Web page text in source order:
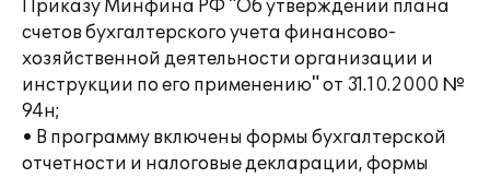
Приказу Минфина РФ "Об утверждении плана
счетов бухгалтерского учета финансово-
хозяйственной деятельности организации и
инструкции по его применению" от 31.10.2000 №
94н;
• В программу включены формы бухгалтерской
отчетности и налоговые декларации, формы